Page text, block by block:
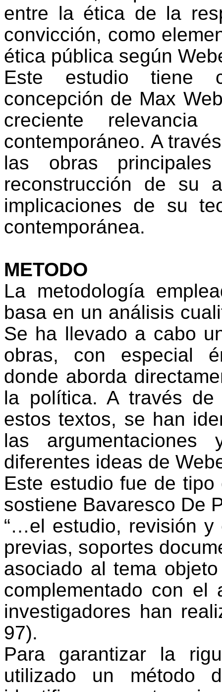
entre la ética de la
convicción, como
ética pública según
Este estudio tiene
concepción de Max
creciente
contemporáneo.A
las obras
reconstrucción de su
implicaciones de su
contemporánea.
METODO
La metodología
basa en un análisis
Se ha llevado a cabo
obras, con especial
donde aborda
la política. A través
estos textos, se han
las
diferentes ideas de
Este estudio fue de
sostiene Bavaresco De
“…el estudio, revisión y
previas, soportes
asociado al tema
complementado con el
investigadores han
97).
Para garantizar la
utilizado un método